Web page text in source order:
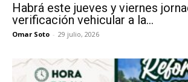
Habrá este jueves y viernes
verificación vehicular a la...
Omar Soto - 29 julio, 2026